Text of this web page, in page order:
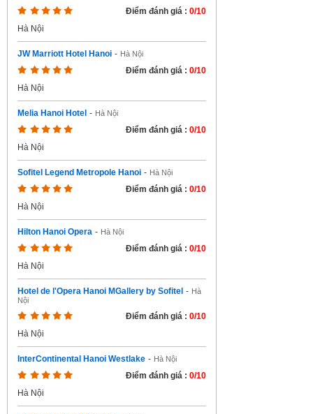
Điểm đánh giá : 0/10
Hà Nội
JW Marriott Hotel Hanoi - Hà Nội
Điểm đánh giá : 0/10
Hà Nội
Melia Hanoi Hotel - Hà Nội
Điểm đánh giá : 0/10
Hà Nội
Sofitel Legend Metropole Hanoi - Hà Nội
Điểm đánh giá : 0/10
Hà Nội
Hilton Hanoi Opera - Hà Nội
Điểm đánh giá : 0/10
Hà Nội
Hotel de l'Opera Hanoi MGallery by Sofitel - Hà
Nội
Điểm đánh giá : 0/10
Hà Nội
InterContinental Hanoi Westlake - Hà Nội
Điểm đánh giá : 0/10
Hà Nội